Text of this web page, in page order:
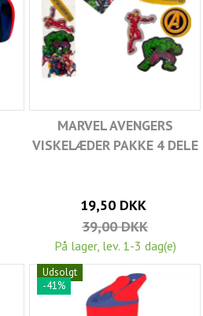
MARVEL AVENGERS
VISKELÆDER PAKKE 4 DELE
19,50 DKK
39,00 DKK
På lager, lev. 1-3 dag(e)
Udsolgt
-41%